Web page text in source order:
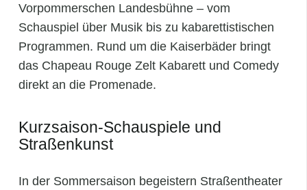
Vorpommerschen Landesbühne – vom
Schauspiel über Musik bis zu kabarettistischen
Programmen. Rund um die Kaiserbäder bringt
das Chapeau Rouge Zelt Kabarett und Comedy
direkt an die Promenade.
Kurzsaison‑Schauspiele und
Straßenkunst
In der Sommersaison begeistern Straßentheater